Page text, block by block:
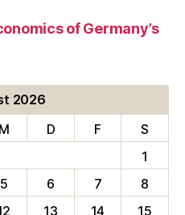
of Germany’s
2026
M D F
S
1
5 6 7
8
13 14
15